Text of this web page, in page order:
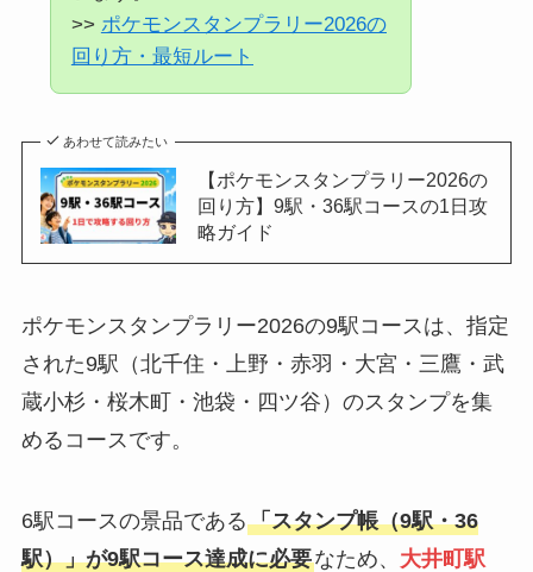
>> ポケモンスタンプラリー2026の
回り方・最短ルート
あわせて読みたい
【ポケモンスタンプラリー2026の
回り方】9駅・36駅コースの1日攻
略ガイド
ポケモンスタンプラリー2026の9駅コースは、指定
された9駅（北千住・上野・赤羽・大宮・三鷹・武
蔵小杉・桜木町・池袋・四ツ谷）のスタンプを集
めるコースです。
6駅コースの景品である「スタンプ帳（9駅・36
駅）」が9駅コース達成に必要なため、 大井町駅